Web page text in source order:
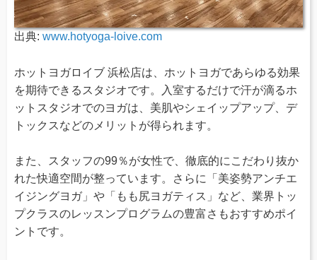
出典: www.hotyoga-loive.com
ホットヨガロイブ 浜松店は、ホットヨガであらゆる効果
を期待できるスタジオです。入室するだけで汗が滴るホ
ットスタジオでのヨガは、美肌やシェイップアップ、デ
トックスなどのメリットが得られます。
また、スタッフの99％が女性で、徹底的にこだわり抜か
れた快適空間が整っています。さらに「美姿勢アンチエ
イジングヨガ」や「もも尻ヨガティス」など、業界トッ
プクラスのレッスンプログラムの豊富さもおすすめポイ
ントです。